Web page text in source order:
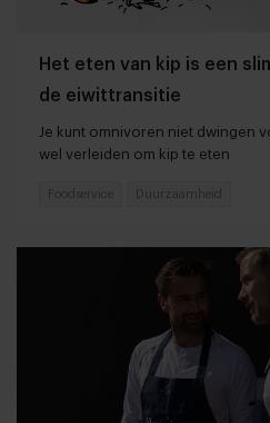
Het eten van kip is een
de eiwittransitie
Je kunt omnivoren niet dwingen
wel verleiden om kip te eten
Foodservice Duurzaamheid